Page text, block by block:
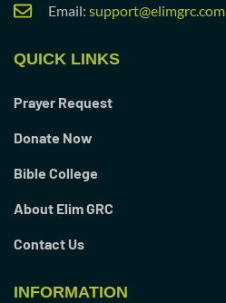
Email: support@elimgrc.com
QUICK LINKS
Prayer Request
Donate Now
Bible College
About Elim GRC
Contact Us
INFORMATION